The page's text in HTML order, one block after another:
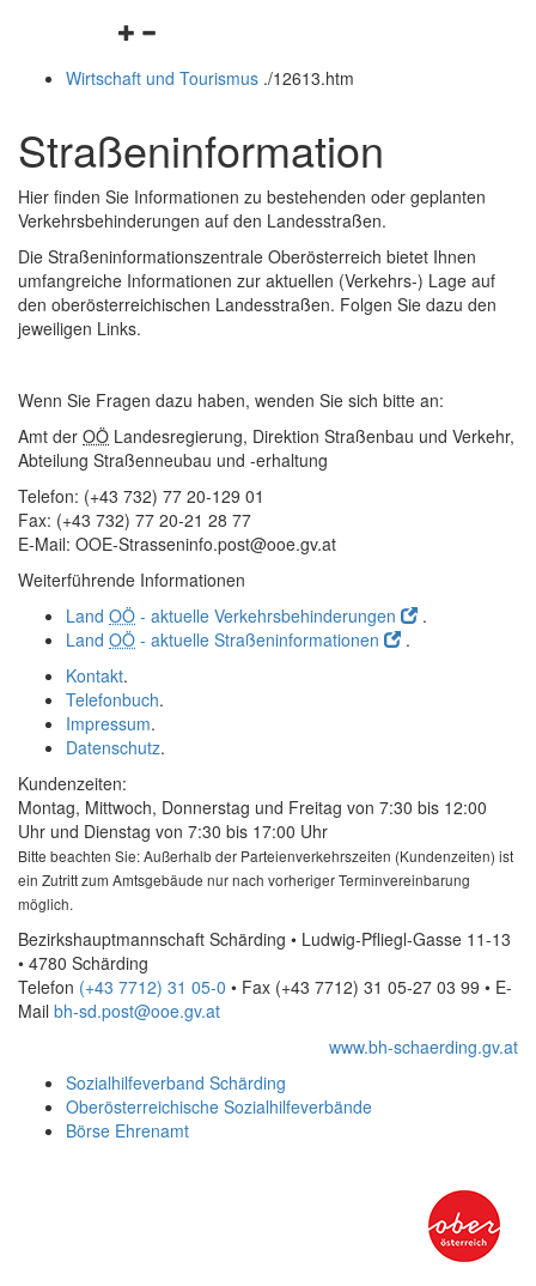
Navigationsmenü
und
Wirtschaft und Tourismus ./12613.htm
Straßeninformation
Hier finden Sie Informationen zu bestehenden oder geplanten
Verkehrsbehinderungen auf den Landesstraßen.
Die Straßeninformationszentrale Oberösterreich bietet Ihnen
umfangreiche Informationen zur aktuellen (Verkehrs-) Lage auf
den oberösterreichischen Landesstraßen. Folgen Sie dazu den
jeweiligen Links.
Wenn Sie Fragen dazu haben, wenden Sie sich bitte an:
Amt der OÖ Landesregierung, Direktion Straßenbau und Verkehr,
Abteilung Straßenneubau und -erhaltung
Telefon: (+43 732) 77 20-129 01
Fax: (+43 732) 77 20-21 28 77
E-Mail: OOE-Strasseninfo.post@ooe.gv.at
Weiterführende Informationen
Land OÖ - aktuelle Verkehrsbehinderungen
.
Land OÖ - aktuelle Straßeninformationen
.
Kontakt.
Telefonbuch.
Impressum.
Datenschutz.
Kundenzeiten:
Montag, Mittwoch, Donnerstag und Freitag von 7:30 bis 12:00
Uhr und Dienstag von 7:30 bis 17:00 Uhr
Bitte beachten Sie: Außerhalb der Parteienverkehrszeiten (Kundenzeiten) ist
ein Zutritt zum Amtsgebäude nur nach vorheriger Terminvereinbarung
möglich.
Bezirkshauptmannschaft Schärding • Ludwig-Pfliegl-Gasse 11-13
• 4780 Schärding
Telefon (+43 7712) 31 05-0 • Fax (+43 7712) 31 05-27 03 99 • E-
Mail bh-sd.post@ooe.gv.at
www.bh-schaerding.gv.at
Sozialhilfeverband Schärding
Oberösterreichische Sozialhilfeverbände
Börse Ehrenamt